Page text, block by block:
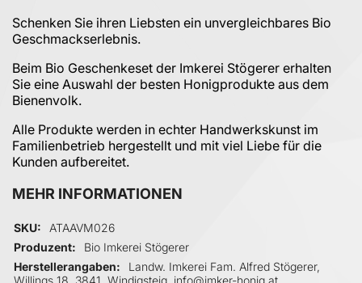
Schenken Sie ihren Liebsten ein unvergleichbares Bio
Geschmackserlebnis.
Beim Bio Geschenkeset der Imkerei Stögerer erhalten
Sie eine Auswahl der besten Honigprodukte aus dem
Bienenvolk.
Alle Produkte werden in echter Handwerkskunst im
Familienbetrieb hergestellt und mit viel Liebe für die
Kunden aufbereitet.
MEHR INFORMATIONEN
Mehr Informationen
SKU
ATAAVM026
Produzent
Bio Imkerei Stögerer
Herstellerangaben
Landw. Imkerei Fam. Alfred Stögerer,
Willings 18, 3841, Windigsteig, info@imker-honig.at